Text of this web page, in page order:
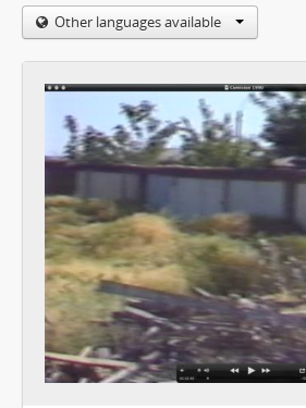
Other languages available